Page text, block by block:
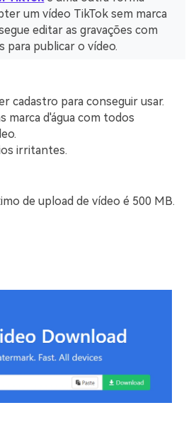
um vídeo TikTok sem marca
editar as gravações com
para publicar o vídeo.
cadastro para conseguir usar.
marca d'água com todos
irritantes.
de upload de vídeo é 500 MB.